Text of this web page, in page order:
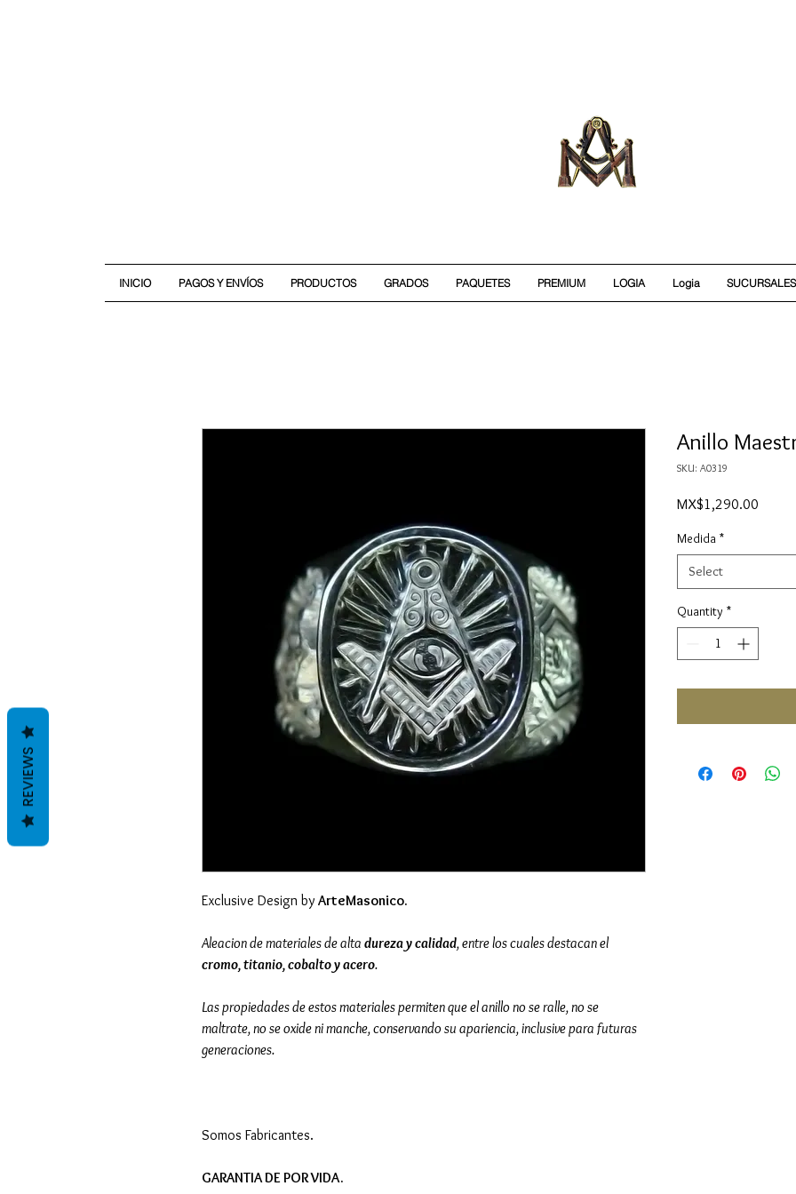
INICIO PAGOS Y ENVÍOS PRODUCTOS GRADOS PAQUETES PREMIUM LOGIA Logia SUCURSALES
Exclusive Design by ArteMasonico.
Aleacion de materiales de alta dureza y calidad, entre los cuales destacan el
cromo, titanio, cobalto y acero.
Las propiedades de estos materiales permiten que el anillo no se ralle, no se
maltrate, no se oxide ni manche, conservando su apariencia, inclusive para futuras
generaciones.
Somos Fabricantes.
GARANTIA DE POR VIDA.
Anillo
SKU: A0319
MX$1,290.00
Medida *
Select
Quantity *
REVIEWS